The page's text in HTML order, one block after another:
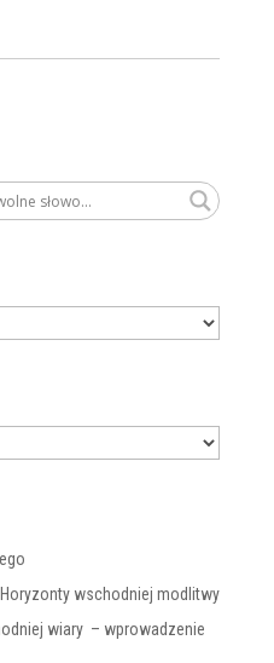
wschodniej modlitwy
wiary – wprowadzenie